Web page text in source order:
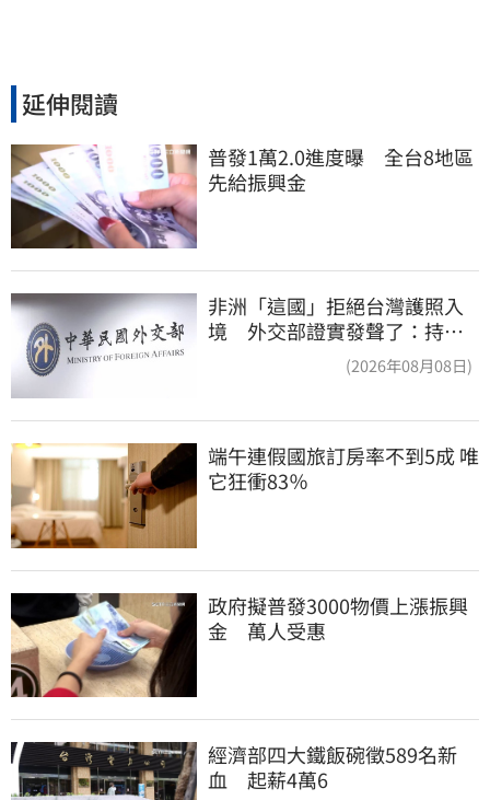
延伸閱讀
普發1萬2.0進度曝　全台8地區
先給振興金
非洲「這國」拒絕台灣護照入
境 外交部證實發聲了：持續
(2026年08月08日)
端午連假國旅訂房率不到5成 唯
它狂衝83％
政府擬普發3000物價上漲振興
金　萬人受惠
經濟部四大鐵飯碗徵589名新
血　起薪4萬6